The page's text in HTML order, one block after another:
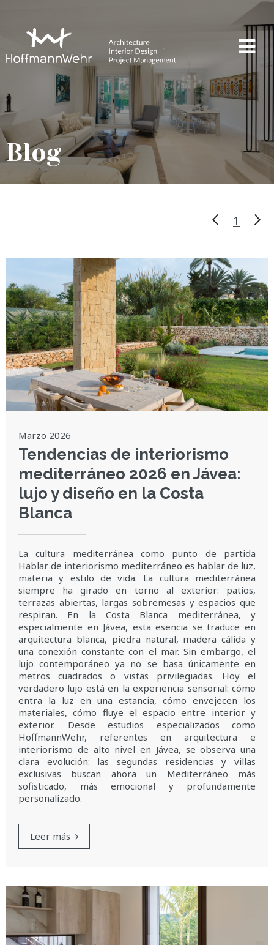
Blog
1
Marzo 2026
Tendencias de interiorismo
mediterráneo 2026 en Jávea:
lujo y diseño en la Costa
Blanca
La cultura mediterránea como punto de partida
Hablar de interiorismo mediterráneo es hablar de luz,
materia y estilo de vida. La cultura mediterránea
siempre ha girado en torno al exterior: patios,
terrazas abiertas, largas sobremesas y espacios que
respiran. En la Costa Blanca mediterránea, y
especialmente en Jávea, esta esencia se traduce en
arquitectura blanca, piedra natural, madera cálida y
una conexión constante con el mar. Sin embargo, el
lujo contemporáneo ya no se basa únicamente en
metros cuadrados o vistas privilegiadas. Hoy el
verdadero lujo está en la experiencia sensorial: cómo
entra la luz en una estancia, cómo envejecen los
materiales, cómo fluye el espacio entre interior y
exterior. Desde estudios especializados como
HoffmannWehr, referentes en arquitectura e
interiorismo de alto nivel en Jávea, se observa una
clara evolución: las segundas residencias y villas
exclusivas buscan ahora un Mediterráneo más
sofisticado, más emocional y profundamente
personalizado.
Leer más